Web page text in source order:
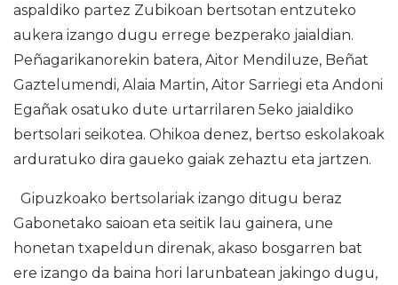
aspaldiko partez Zubikoan bertsotan entzuteko
aukera izango dugu errege bezperako jaialdian.
Peñagarikanorekin batera, Aitor Mendiluze, Beñat
Gaztelumendi, Alaia Martin, Aitor Sarriegi eta Andoni
Egañak osatuko dute urtarrilaren 5eko jaialdiko
bertsolari seikotea. Ohikoa denez, bertso eskolakoak
arduratuko dira gaueko gaiak zehaztu eta jartzen.
Gipuzkoako bertsolariak izango ditugu beraz
Gabonetako saioan eta seitik lau gainera, une
honetan txapeldun direnak, akaso bosgarren bat
ere izango da baina hori larunbatean jakingo dugu,